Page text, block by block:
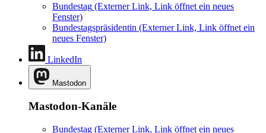
Bundestag (Externer Link, Link öffnet ein neues
Fenster)
Bundestagspräsidentin (Externer Link, Link öffnet ein
neues Fenster)
LinkedIn
Mastodon
Mastodon-Kanäle
Bundestag (Externer Link, Link öffnet ein neues